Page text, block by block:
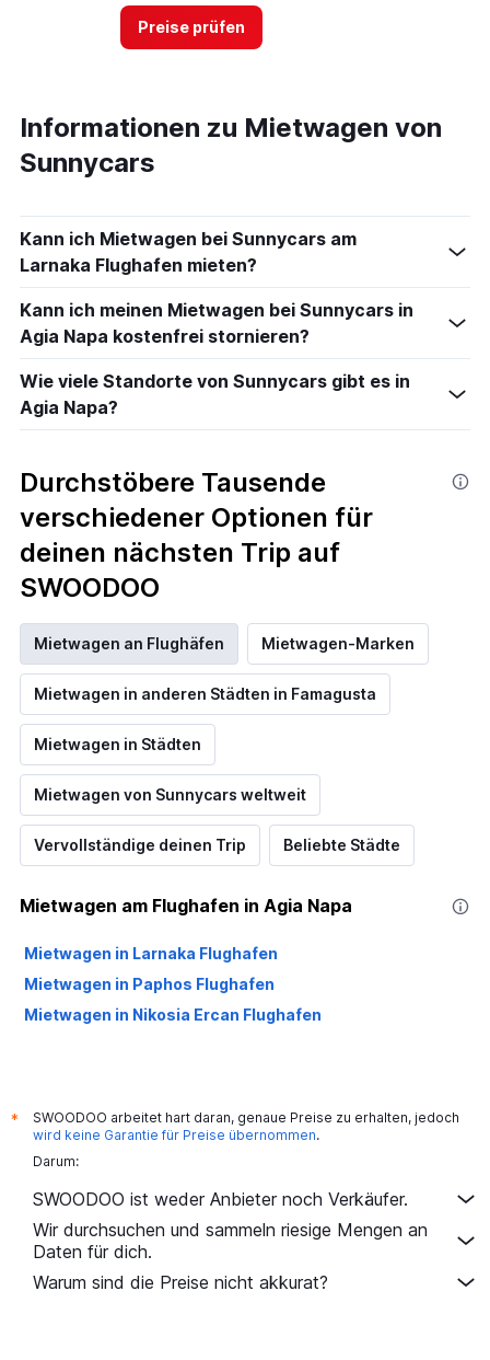
Preise prüfen
Informationen zu Mietwagen von
Sunnycars
Kann ich Mietwagen bei Sunnycars am
Larnaka Flughafen mieten?
Kann ich meinen Mietwagen bei Sunnycars in
Agia Napa kostenfrei stornieren?
Wie viele Standorte von Sunnycars gibt es in
Agia Napa?
Durchstöbere Tausende
verschiedener Optionen für
deinen nächsten Trip auf
SWOODOO
Mietwagen an Flughäfen Mietwagen-Marken
Mietwagen in anderen Städten in Famagusta
Mietwagen in Städten
Mietwagen von Sunnycars weltweit
Vervollständige deinen Trip Beliebte Städte
Mietwagen am Flughafen in Agia Napa
Mietwagen in Larnaka Flughafen
Mietwagen in Paphos Flughafen
Mietwagen in Nikosia Ercan Flughafen
*
SWOODOO arbeitet hart daran, genaue Preise zu erhalten, jedoch
wird keine Garantie für Preise übernommen.
Darum:
SWOODOO ist weder Anbieter noch Verkäufer.
Wir durchsuchen und sammeln riesige Mengen an
Daten für dich.
Warum sind die Preise nicht akkurat?